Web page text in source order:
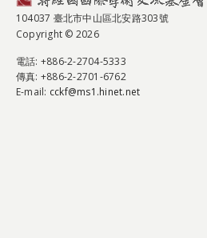
104037 臺北市中山區北安路303號
Copyright © 2026
電話: +886-2-2704-5333
傳真: +886-2-2701-6762
E-mail: cckf@ms1.hinet.net